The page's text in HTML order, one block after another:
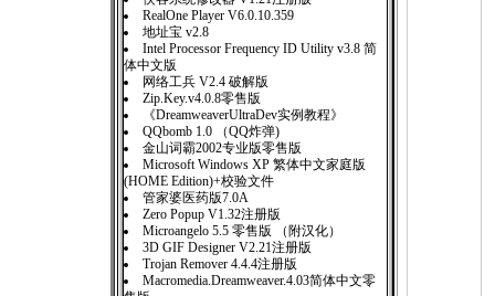
RealOne Player V6.0.10.359
地址宝 v2.8
Intel Processor Frequency ID Utility v3.8 简
体中文版
网络工兵 V2.4 破解版
Zip.Key.v4.0.8零售版
《DreamweaverUltraDev实例教程》
QQbomb 1.0 （QQ炸弹)
金山词霸2002专业版零售版
Microsoft Windows XP 繁体中文家庭版
(HOME Edition)+校验文件
管家婆医药版7.0A
Zero Popup V1.32注册版
Microangelo 5.5 零售版 （附汉化）
3D GIF Designer V2.21注册版
Trojan Remover 4.4.4注册版
Macromedia.Dreamweaver.4.03简体中文零